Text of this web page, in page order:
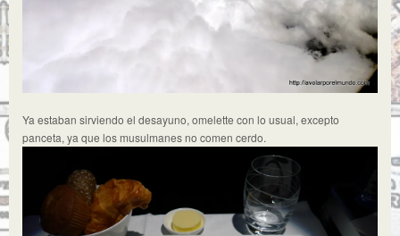
Ya estaban sirviendo el desayuno, omelette con lo usual, excepto
panceta, ya que los musulmanes no comen cerdo.